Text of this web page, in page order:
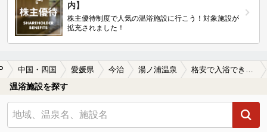
内】
株主優待制度で人気の温浴施設に行こう！対象施設が
拡充されました！
中国・四国 愛媛県 今治 湯ノ浦温泉 格安で入浴できる湯ノ浦温泉の温泉、日帰り温泉、スーパー銭湯おすすめ
温浴施設を探す